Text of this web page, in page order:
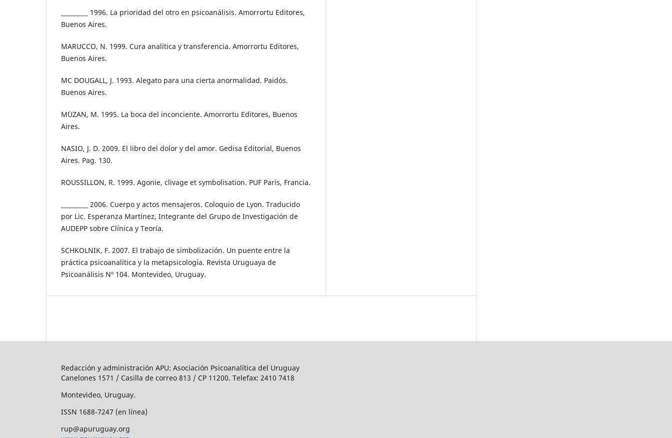
_________ 1996. La prioridad del otro en psicoanálisis. Amorrortu Editores,
Buenos Aires.
MARUCCO, N. 1999. Cura analítica y transferencia. Amorrortu Editores,
Buenos Aires.
MC DOUGALL, J. 1993. Alegato para una cierta anormalidad. Paidós.
Buenos Aires.
M´UZAN, M. 1995. La boca del inconciente. Amorrortu Editores, Buenos
Aires.
NASIO, J. D. 2009. El libro del dolor y del amor. Gedisa Editorial, Buenos
Aires. Pag. 130.
ROUSSILLON, R. 1999. Agonie, clivage et symbolisation. PUF París, Francia.
_________ 2006. Cuerpo y actos mensajeros. Coloquio de Lyon. Traducido
por Lic. Esperanza Martínez, Integrante del Grupo de Investigación de
AUDEPP sobre Clínica y Teoría.
SCHKOLNIK, F. 2007. El trabajo de simbolización. Un puente entre la
práctica psicoanalítica y la metapsicología. Revista Uruguaya de
Psicoanálisis Nº 104. Montevideo, Uruguay.
Redacción y administración APU: Asociación Psicoanalítica del Uruguay
Canelones 1571 / Casilla de correo 813 / CP 11200. Telefax: 2410 7418
Montevideo, Uruguay.
ISSN 1688-7247 (en línea)
rup@apuruguay.org